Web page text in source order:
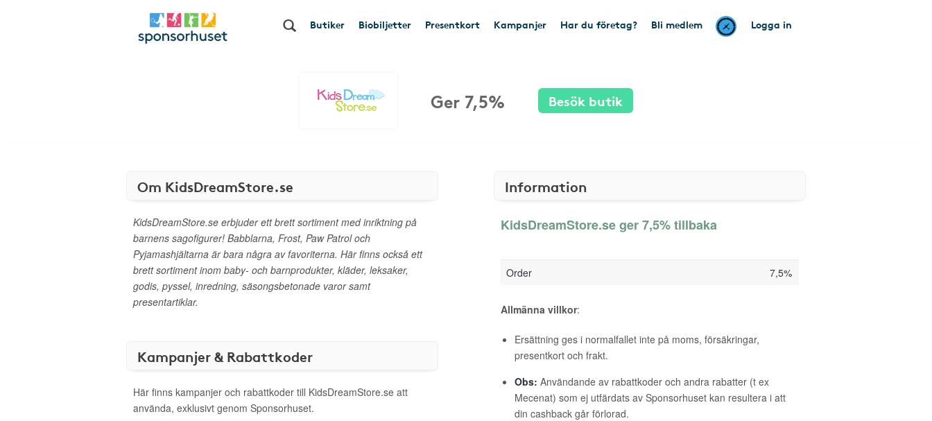
Butiker Biobiljetter Presentkort Kampanjer Har du företag? Bli medlem Logga in
Ger 7,5% Besök butik
Om KidsDreamStore.se
KidsDreamStore.se erbjuder ett brett sortiment med inriktning på
barnens sagofigurer! Babblarna, Frost, Paw Patrol och
Pyjamashjältarna är bara några av favoriterna. Här finns också ett
brett sortiment inom baby- och barnprodukter, kläder, leksaker,
godis, pyssel, inredning, säsongsbetonade varor samt
presentartiklar.
Kampanjer & Rabattkoder
Här finns kampanjer och rabattkoder till KidsDreamStore.se att
använda, exklusivt genom Sponsorhuset.
Information
KidsDreamStore.se ger 7,5% tillbaka
Order 7,5%
Allmänna villkor:
Ersättning ges i normalfallet inte på moms, försäkringar,
presentkort och frakt.
Obs: Användande av rabattkoder och andra rabatter (t ex
Mecenat) som ej utfärdats av Sponsorhuset kan resultera i att
din cashback går förlorad.